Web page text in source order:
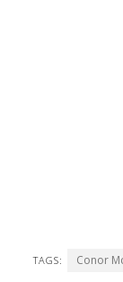
TAGS: Conor